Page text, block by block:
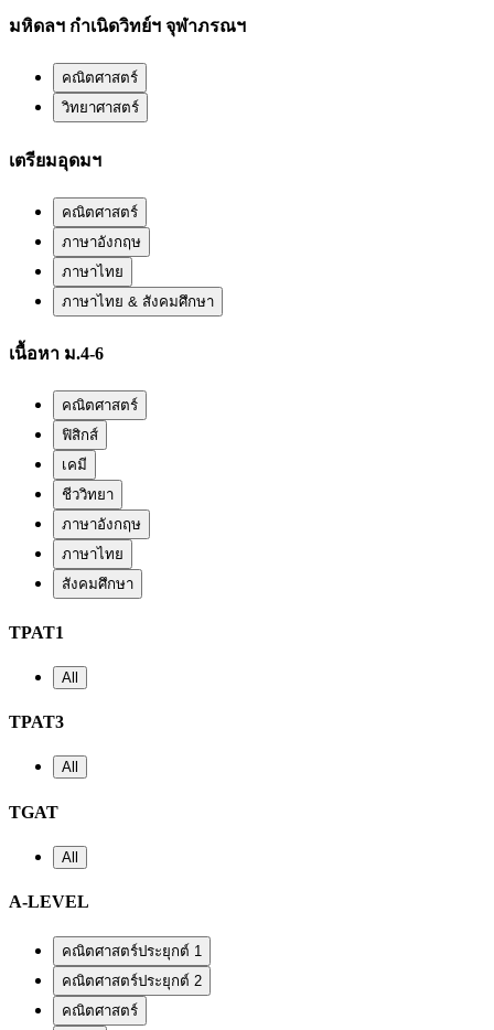
มหิดลฯ กำเนิดวิทย์ฯ จุฬาภรณฯ
คณิตศาสตร์
วิทยาศาสตร์
เตรียมอุดมฯ
คณิตศาสตร์
ภาษาอังกฤษ
ภาษาไทย
ภาษาไทย & สังคมศึกษา
เนื้อหา ม.4-6
คณิตศาสตร์
ฟิสิกส์
เคมี
ชีววิทยา
ภาษาอังกฤษ
ภาษาไทย
สังคมศึกษา
TPAT1
All
TPAT3
All
TGAT
All
A-LEVEL
คณิตศาสตร์ประยุกต์ 1
คณิตศาสตร์ประยุกต์ 2
คณิตศาสตร์